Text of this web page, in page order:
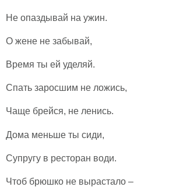
Не опаздывай на ужин.
О жене не забывай,
Время ты ей уделяй.
Спать заросшим не ложись,
Чаще брейся, не ленись.
Дома меньше ты сиди,
Супругу в ресторан води.
Чтоб брюшко не вырастало –